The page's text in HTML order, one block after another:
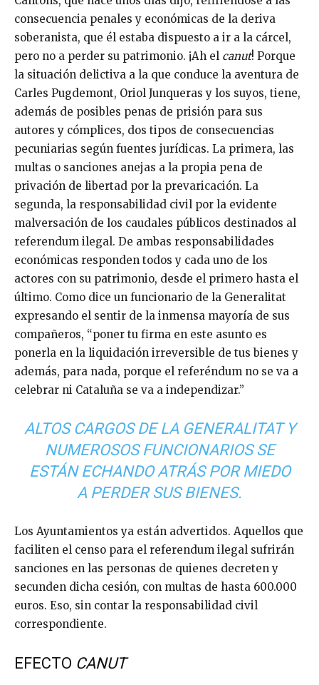
consecuencia penales y económicas de la deriva
soberanista, que él estaba dispuesto a ir a la cárcel,
pero no a perder su patrimonio. ¡Ah el canut! Porque
la situación delictiva a la que conduce la aventura de
Carles Pugdemont, Oriol Junqueras y los suyos, tiene,
además de posibles penas de prisión para sus
autores y cómplices, dos tipos de consecuencias
pecuniarias según fuentes jurídicas. La primera, las
multas o sanciones anejas a la propia pena de
privación de libertad por la prevaricación. La
segunda, la responsabilidad civil por la evidente
malversación de los caudales públicos destinados al
referendum ilegal. De ambas responsabilidades
económicas responden todos y cada uno de los
actores con su patrimonio, desde el primero hasta el
último. Como dice un funcionario de la Generalitat
expresando el sentir de la inmensa mayoría de sus
compañeros, “poner tu firma en este asunto es
ponerla en la liquidación irreversible de tus bienes y
además, para nada, porque el referéndum no se va a
celebrar ni Cataluña se va a independizar.”
ALTOS CARGOS DE LA GENERALITAT Y
NUMEROSOS FUNCIONARIOS SE
ESTÁN ECHANDO ATRÁS POR MIEDO
A PERDER SUS BIENES.
Los Ayuntamientos ya están advertidos. Aquellos que
faciliten el censo para el referendum ilegal sufrirán
sanciones en las personas de quienes decreten y
secunden dicha cesión, con multas de hasta 600.000
euros. Eso, sin contar la responsabilidad civil
correspondiente.
EFECTO CANUT